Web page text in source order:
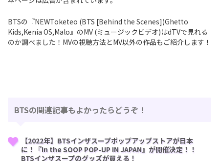
BTSの『NEWToketeo (BTS [Behind the Scenes])Ghetto
Kids,Kenia OS,Malo』のMV (ミュージックビデオ)はdTVで見れる
のか調べました！MVの視聴方法とMV以外の作品もご紹介します！
BTSの関連記事もよかったらどうぞ！
【2022年】BTSインザスープポップアップストアが日本
に！『In the SOOP POP-UP IN JAPAN』が開催決定！！
BTSインザスープのグッズが買える！